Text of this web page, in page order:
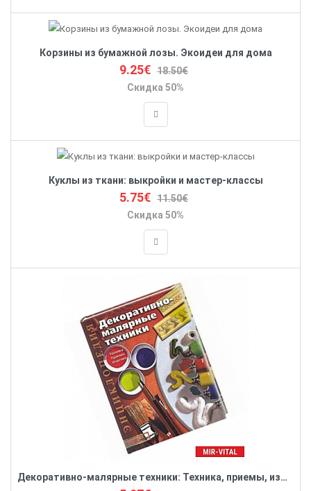
Корзины из бумажной лозы. Экоидеи для дома
9.25€ 18.50€
Скидка 50%
Куклы из ткани: выкройки и мастер-классы
5.75€ 11.50€
Скидка 50%
Декоративно-малярные техники: Техника, приемы, изделия